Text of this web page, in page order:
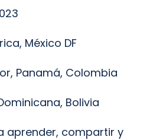
México DF
Panamá, Colombia
Bolivia
aprender, compartir y